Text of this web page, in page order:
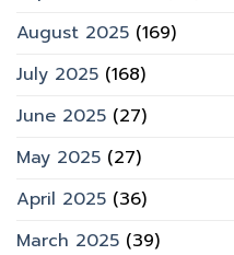
August 2025 (169)
July 2025 (168)
June 2025 (27)
May 2025 (27)
April 2025 (36)
March 2025 (39)